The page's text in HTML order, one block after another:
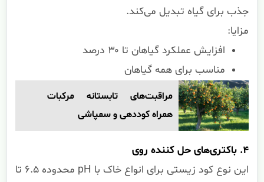
جذب برای گیاه تبدیل می‌کند.
مزایا:
افزایش عملکرد گیاهان تا ۳۰ درصد
مناسب برای همه گیاهان
مراقبت‌های تابستانه مرکبات
همراه کوددهی و سمپاشی
۴. باکتری‌های حل کننده روی
این نوع کود زیستی برای انواع خاک با pH محدوده ۶.۵ تا